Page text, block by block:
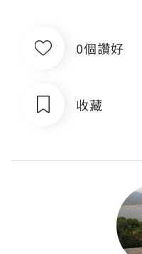
0個讚好
收藏